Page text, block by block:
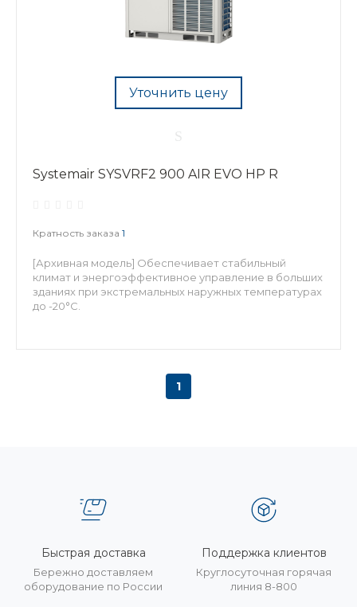
Уточнить цену
Systemair SYSVRF2 900 AIR EVO HP R
Кратность заказа 1
[Архивная модель] Обеспечивает стабильный
климат и энергоэффективное управление в больших
зданиях при экстремальных наружных температурах
до -20°С.
1
Быстрая доставка
Бережно доставляем
оборудование по России
Поддержка клиентов
Круглосуточная горячая
линия 8-800